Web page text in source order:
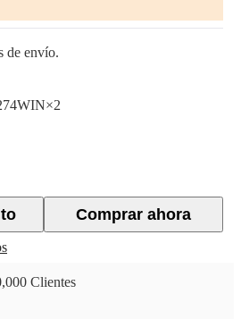
de envío.
Comprar ahora
Clientes